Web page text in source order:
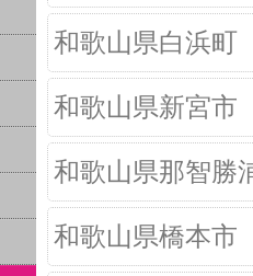
和歌山県白浜町
和歌山県新宮市
和歌山県那智勝
和歌山県橋本市